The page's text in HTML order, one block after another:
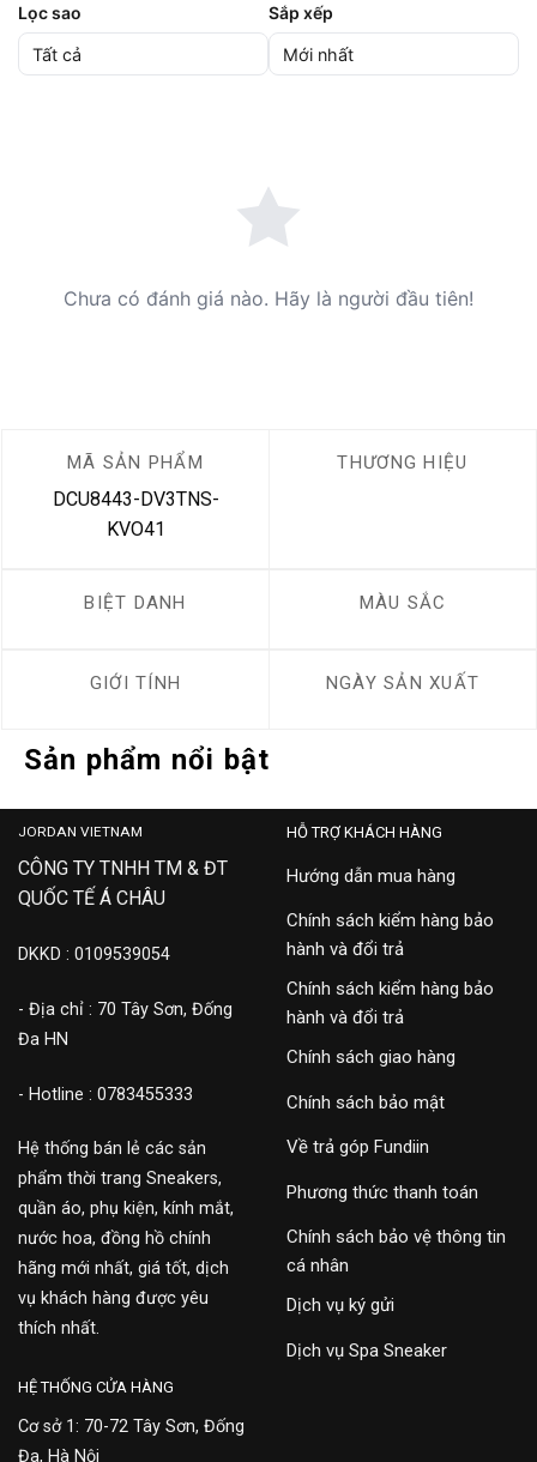
Lọc sao Sắp xếp
Chưa có đánh giá nào. Hãy là người đầu tiên!
MÃ SẢN PHẨM
DCU8443-DV3TNS-
KVO41
THƯƠNG HIỆU
BIỆT DANH MÀU SẮC
GIỚI TÍNH NGÀY SẢN XUẤT
Sản phẩm nổi bật
JORDAN VIETNAM
CÔNG TY TNHH TM & ĐT
QUỐC TẾ Á CHÂU
DKKD : 0109539054
- Địa chỉ : 70 Tây Sơn, Đống
Đa HN
- Hotline : 0783455333
Hệ thống bán lẻ các sản
phẩm thời trang Sneakers,
quần áo, phụ kiện, kính mắt,
nước hoa, đồng hồ chính
hãng mới nhất, giá tốt, dịch
vụ khách hàng được yêu
thích nhất.
HỖ TRỢ KHÁCH HÀNG
Hướng dẫn mua hàng
Chính sách kiểm hàng bảo
hành và đổi trả
Chính sách kiểm hàng bảo
hành và đổi trả
Chính sách giao hàng
Chính sách bảo mật
Về trả góp Fundiin
Phương thức thanh toán
Chính sách bảo vệ thông tin
cá nhân
Dịch vụ ký gửi
Dịch vụ Spa Sneaker
HỆ THỐNG CỬA HÀNG
Cơ sở 1: 70-72 Tây Sơn, Đống
Đa, Hà Nội